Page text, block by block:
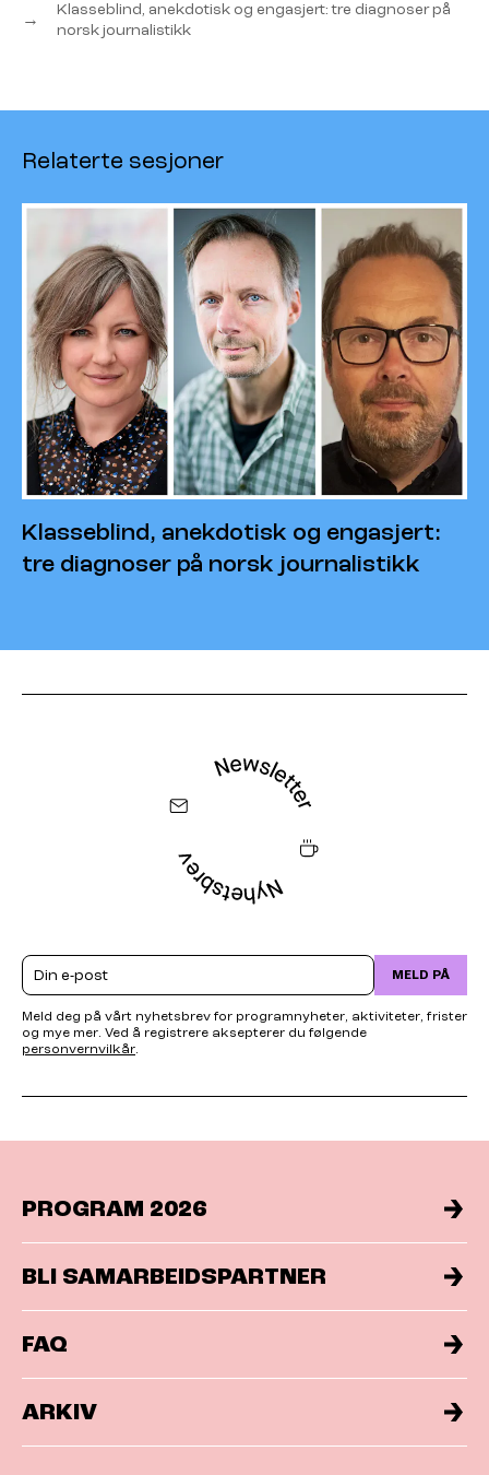
→
Klasseblind, anekdotisk og engasjert: tre diagnoser på
norsk journalistikk
Relaterte sesjoner
Klasseblind, anekdotisk og engasjert:
tre diagnoser på norsk journalistikk
Email MELD PÅ
Meld deg på vårt nyhetsbrev for programnyheter, aktiviteter, frister
og mye mer. Ved å registrere aksepterer du følgende
personvernvilkår.
PROGRAM 2026
BLI SAMARBEIDSPARTNER
FAQ
ARKIV